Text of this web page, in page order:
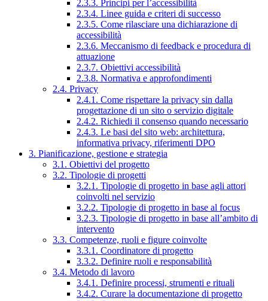
2.3.3. Principi per l’accessibilità
2.3.4. Linee guida e criteri di successo
2.3.5. Come rilasciare una dichiarazione di
accessibilità
2.3.6. Meccanismo di feedback e procedura di
attuazione
2.3.7. Obiettivi accessibilità
2.3.8. Normativa e approfondimenti
2.4. Privacy
2.4.1. Come rispettare la privacy sin dalla
progettazione di un sito o servizio digitale
2.4.2. Richiedi il consenso quando necessario
2.4.3. Le basi del sito web: architettura,
informativa privacy, riferimenti DPO
3. Pianificazione, gestione e strategia
3.1. Obiettivi del progetto
3.2. Tipologie di progetti
3.2.1. Tipologie di progetto in base agli attori
coinvolti nel servizio
3.2.2. Tipologie di progetto in base al focus
3.2.3. Tipologie di progetto in base all’ambito di
intervento
3.3. Competenze, ruoli e figure coinvolte
3.3.1. Coordinatore di progetto
3.3.2. Definire ruoli e responsabilità
3.4. Metodo di lavoro
3.4.1. Definire processi, strumenti e rituali
3.4.2. Curare la documentazione di progetto